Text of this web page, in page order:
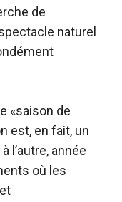
de
naturel
«saison de
est, en fait, un
l’autre, année
où les